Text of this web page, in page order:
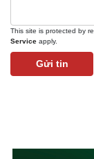
This site is protected by
Service apply.
Gửi tin